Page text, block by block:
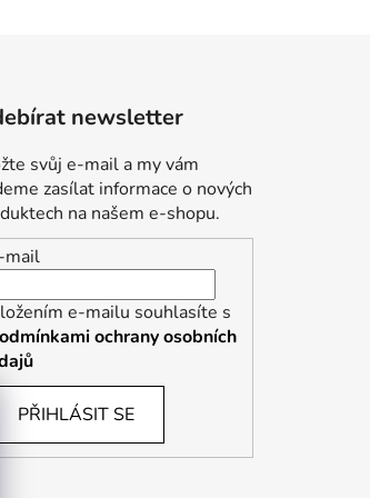
newsletter
svůj e-mail a my vám
zasílat informace o nových
na našem e-shopu.
mail
e-mailu souhlasíte s
ochrany osobních
PŘIHLÁSIT SE